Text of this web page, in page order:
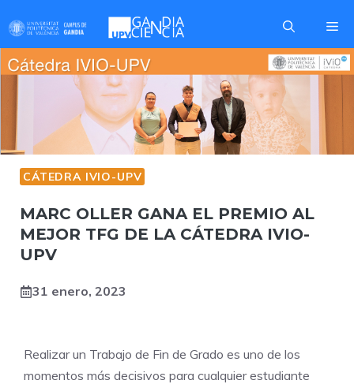
contenido
CÁTEDRA IVIO-UPV
MARC OLLER GANA EL PREMIO AL
MEJOR TFG DE LA CÁTEDRA IVIO-
UPV
31 enero, 2023
Realizar un Trabajo de Fin de Grado es uno de los
momentos más decisivos para cualquier estudiante